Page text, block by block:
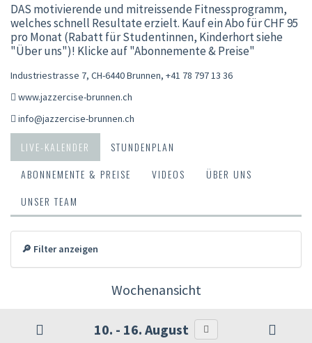
DAS motivierende und mitreissende Fitnessprogramm,
welches schnell Resultate erzielt. Kauf ein Abo für CHF 95
pro Monat (Rabatt für Studentinnen, Kinderhort siehe
"Über uns")! Klicke auf "Abonnemente & Preise"
Industriestrasse 7, CH-6440 Brunnen, +41 78 797 13 36
www.jazzercise-brunnen.ch
info@jazzercise-brunnen.ch
LIVE-KALENDER
STUNDENPLAN
ABONNEMENTE & PREISE
VIDEOS
ÜBER UNS
UNSER TEAM
🔎 Filter anzeigen
Wochenansicht
10. - 16. August